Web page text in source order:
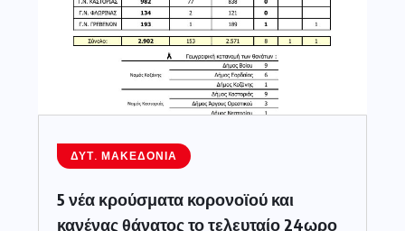
ΔΥΤ. ΜΑΚΕΔΟΝΊΑ
5 νέα κρούσματα κορονοϊού και
κανένας θάνατος το τελευταίο 24ωρο